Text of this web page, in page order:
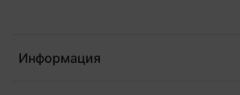
Информация